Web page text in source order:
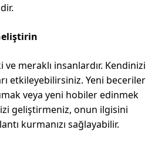
ve meraklı insanlardır. Kendinizi
etkileyebilirsiniz. Yeni beceriler
veya yeni hobiler edinmek
geliştirmeniz, onun ilgisini
kurmanızı sağlayabilir.